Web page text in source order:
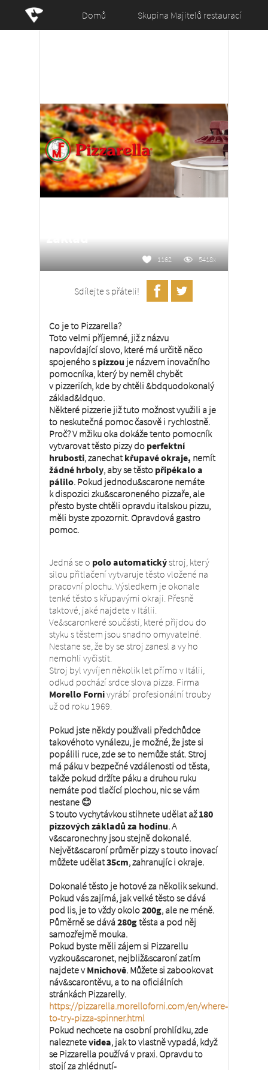
Domů Skupina Majitelů restaurací
1162 5418x
Sdílejte s přáteli!
Co je to Pizzarella?
Toto velmi příjemné, již z názvu
napovídající slovo, které má určitě něco
spojeného spizzou je názvem inovačního
pomocníka, který by neměl chybět
v pizzeriích, kde by chtěli &bdquodokonalý
základ&ldquo.
Některé pizzerie již tuto možnost využili a je
to neskutečná pomoc časově i rychlostně.
Proč? V mžiku oka dokáže tento pomocník
vytvarovat těsto pizzy do perfektní
hrubosti, zanechatkřupavé okraje, nemít
žádné hrboly, aby se těsto připékalo a
pálilo. Pokud jednodu&scarone nemáte
k dispozici zku&scaroneného pizzaře, ale
přesto byste chtěli opravdu italskou pizzu,
měli byste zpozornit. Opravdová gastro
pomoc.
Jedná se o polo automatickýstroj, který
silou přitlačení vytvaruje těsto vložené na
pracovní plochu. Výsledkem je okonale
tenké těsto s křupavými okraji. Přesně
taktové, jaké najdete v Itálii.
Ve&scaronkeré součásti, které přijdou do
styku s těstem jsou snadno omyvatelné.
Nestane se, že by se stroj zanesl a vy ho
nemohli vyčistit.
Stroj byl vyvíjen několik let přímo v Itálii,
odkud pochází srdce slova pizza. Firma
Morello Fornivyrábí profesionální trouby
už od roku 1969.
Pokud jste někdy používali předchůdce
takovéhoto vynálezu, je možné, že jste si
popálili ruce, zde se to nemůže stát. Stroj
má páku v bezpečné vzdálenosti od těsta,
takže pokud držíte páku a druhou ruku
nemáte pod tlačící plochou, nic se vám
nestane 😊
S touto vychytávkou stihnete udělat až180
pizzových základů za hodinu. A
v&scaronechny jsou stejně dokonalé.
Největ&scaroní průměr pizzy s touto inovací
můžete udělat35cm, zahranujíc i okraje.
Dokonalé těsto je hotové za několik sekund.
Pokud vás zajímá, jak velké těsto se dává
pod lis, je to vždy okolo200g, ale ne méně.
Půměrně se dává280gtěsta a pod něj
samozřejmě mouka.
Pokud byste měli zájem si Pizzarellu
vyzkou&scaronet, nejbliž&scaroní zatím
najdete vMnichově. Můžete si zabookovat
náv&scarontěvu, a to na oficiálních
stránkách Pizzarelly.
https://pizzarella.morelloforni.com/en/where-
to-try-pizza-spinner.html
Pokud nechcete na osobní prohlídku, zde
naleznetevidea, jak to vlastně vypadá, když
se Pizzarella používá v praxi. Opravdu to
stojí za zhlédnutí-